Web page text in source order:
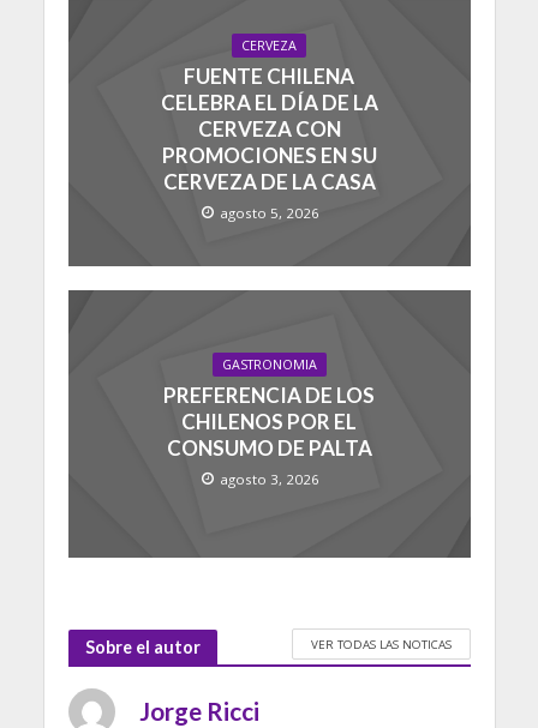
CERVEZA
FUENTE CHILENA
CELEBRA EL DÍA DE LA
CERVEZA CON
PROMOCIONES EN SU
CERVEZA DE LA CASA
agosto 5, 2026
GASTRONOMIA
PREFERENCIA DE LOS
CHILENOS POR EL
CONSUMO DE PALTA
agosto 3, 2026
Sobre el autor VER TODAS LAS NOTICAS
Jorge Ricci